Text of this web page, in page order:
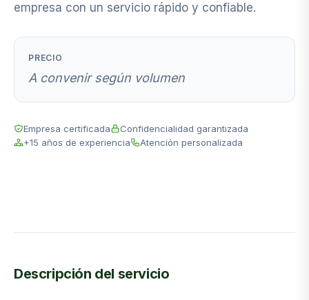
empresa con un servicio rápido y confiable.
PRECIO
A convenir según volumen
Empresa certificada
Confidencialidad garantizada
+15 años de experiencia
Atención personalizada
Descripción del servicio